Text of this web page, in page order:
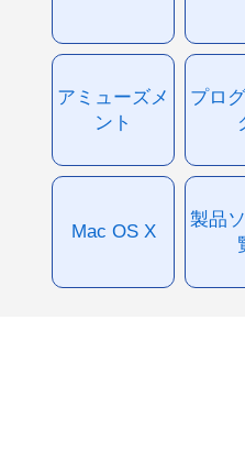
アミューズメ
ント
プロ
Mac OS X
製品